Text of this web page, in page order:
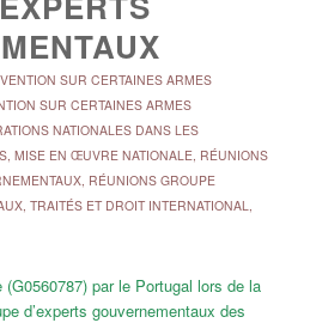
SUR CERTAINES ARMES
SUR CERTAINES ARMES
NATIONALES DANS LES
, MISE EN ŒUVRE NATIONALE, RÉUNIONS
, RÉUNIONS GROUPE
, TRAITÉS ET DROIT INTERNATIONAL,
par le Portugal lors de la
d’experts gouvernementaux des